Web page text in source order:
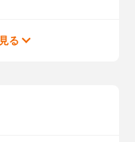
る